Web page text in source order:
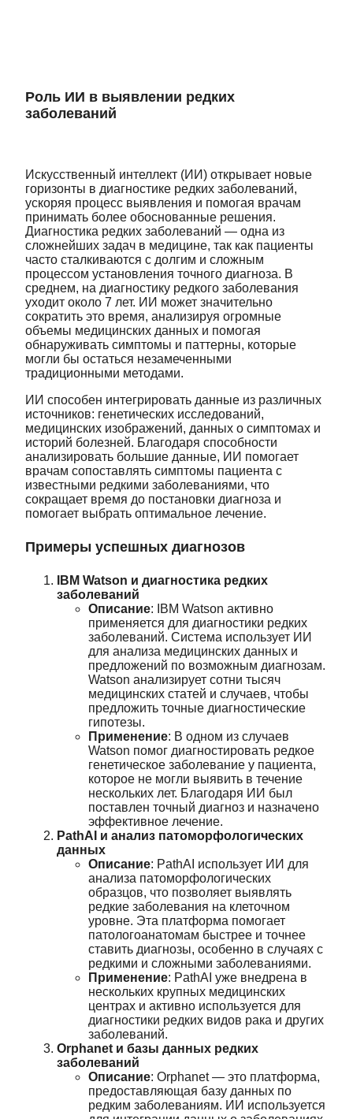
Роль ИИ в выявлении редких
заболеваний
Искусственный интеллект (ИИ) открывает новые
горизонты в диагностике редких заболеваний,
ускоряя процесс выявления и помогая врачам
принимать более обоснованные решения.
Диагностика редких заболеваний — одна из
сложнейших задач в медицине, так как пациенты
часто сталкиваются с долгим и сложным
процессом установления точного диагноза. В
среднем, на диагностику редкого заболевания
уходит около 7 лет. ИИ может значительно
сократить это время, анализируя огромные
объемы медицинских данных и помогая
обнаруживать симптомы и паттерны, которые
могли бы остаться незамеченными
традиционными методами.
ИИ способен интегрировать данные из различных
источников: генетических исследований,
медицинских изображений, данных о симптомах и
историй болезней. Благодаря способности
анализировать большие данные, ИИ помогает
врачам сопоставлять симптомы пациента с
известными редкими заболеваниями, что
сокращает время до постановки диагноза и
помогает выбрать оптимальное лечение.
Примеры успешных диагнозов
IBM Watson и диагностика редких
заболеваний
Описание: IBM Watson активно
применяется для диагностики редких
заболеваний. Система использует ИИ
для анализа медицинских данных и
предложений по возможным диагнозам.
Watson анализирует сотни тысяч
медицинских статей и случаев, чтобы
предложить точные диагностические
гипотезы.
Применение: В одном из случаев
Watson помог диагностировать редкое
генетическое заболевание у пациента,
которое не могли выявить в течение
нескольких лет. Благодаря ИИ был
поставлен точный диагноз и назначено
эффективное лечение.
PathAI и анализ патоморфологических
данных
Описание: PathAI использует ИИ для
анализа патоморфологических
образцов, что позволяет выявлять
редкие заболевания на клеточном
уровне. Эта платформа помогает
патологоанатомам быстрее и точнее
ставить диагнозы, особенно в случаях с
редкими и сложными заболеваниями.
Применение: PathAI уже внедрена в
нескольких крупных медицинских
центрах и активно используется для
диагностики редких видов рака и других
заболеваний.
Orphanet и базы данных редких
заболеваний
Описание: Orphanet — это платформа,
предоставляющая базу данных по
редким заболеваниям. ИИ используется